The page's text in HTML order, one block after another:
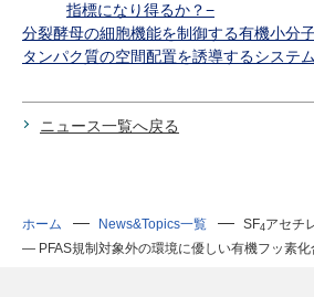
指標になり得るか？−
分裂酵母の細胞機能を制御する有機小分
タンパク質の空間配置を誘導するシステ
ニュース一覧へ戻る
ホーム News&Topics一覧 SF4アセチ
― PFAS規制対象外の環境に優しい有機フッ素